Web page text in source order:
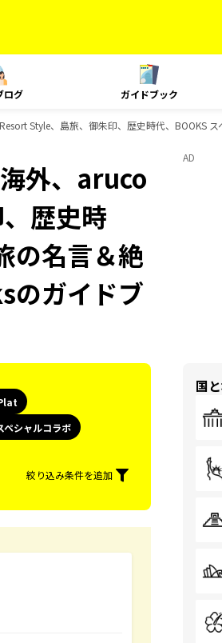
ログ ガイドブック
Style、島旅、御朱印、歴史時代、BOOKS
外、aruco
歴史時
の名言＆絶
のガイドブ
ペシャルコラボ
絞り込み条件を追加
AD
国